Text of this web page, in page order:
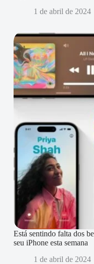
1 de abril de 2024
Está sentindo falta dos
seu iPhone esta semana
1 de abril de 2024